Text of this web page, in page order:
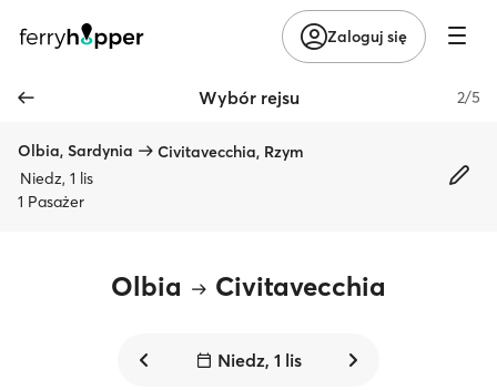
Zaloguj się
Wybór rejsu 2/5
Olbia, Sardynia
Civitavecchia, Rzym
Niedz, 1 lis
1 Pasażer
Olbia Civitavecchia
Niedz, 1 lis